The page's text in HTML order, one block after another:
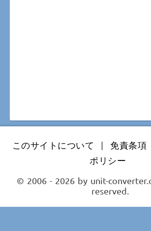
このサイトについて | 免責条項
ポリシー
© 2006 - 2026 by unit-
reserved.